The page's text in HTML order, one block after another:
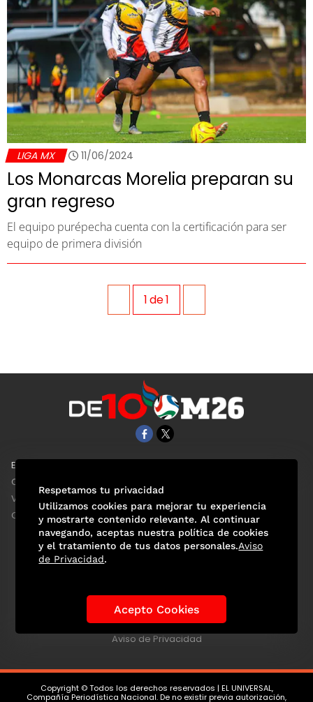
LIGA MX 11/06/2024
Los Monarcas Morelia preparan su
gran regreso
El equipo purépecha cuenta con la certificación para ser
equipo de primera división
1de1
EL UNIVERSAL
Clase
ViveUSA
Confabulario
Historia de los Mundiales Lo viral Anécdotas Mundialistas
Las Figuras Tendencias Directorio
Aviso de Privacidad
Copyright © Todos los derechos reservados | EL UNIVERSAL,
Compañía Periodística Nacional. De no existir previa autorización,
Respetamos tu privacidad
Utilizamos cookies para mejorar tu experiencia
y mostrarte contenido relevante. Al continuar
navegando, aceptas nuestra política de cookies
y el tratamiento de tus datos personales.Aviso
de Privacidad.
Acepto Cookies